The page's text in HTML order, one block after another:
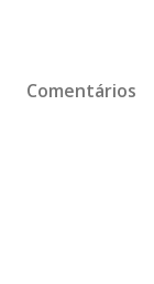
Comentários